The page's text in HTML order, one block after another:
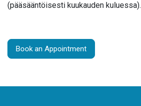
(pääsääntöisesti kuukauden kuluessa).
Book an Appointment